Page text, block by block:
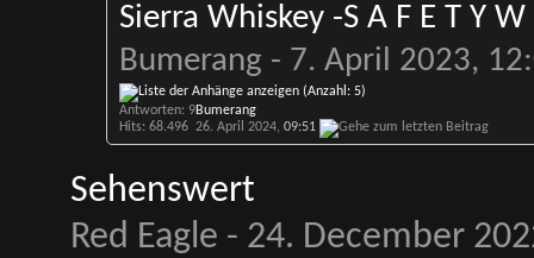
Sierra Whiskey -S A F E T Y W
Bumerang - 7. April 2023,
Antworten: 9
Hits: 68.496
Bumerang
26. April 2024, 09:51
Sehenswert
Red Eagle - 24. December